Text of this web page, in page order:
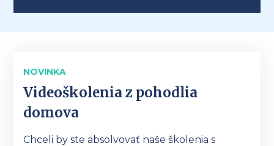
NOVINKA
Videoškolenia z pohodlia
domova
Chceli by ste absolvovať naše školenia s